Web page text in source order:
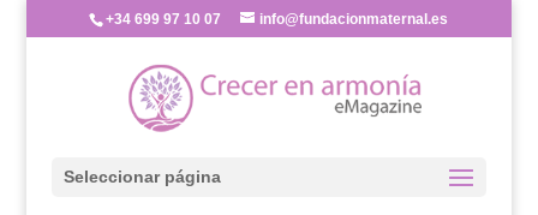
+34 699 97 10 07 info@fundacionmaternal.es
Seleccionar página